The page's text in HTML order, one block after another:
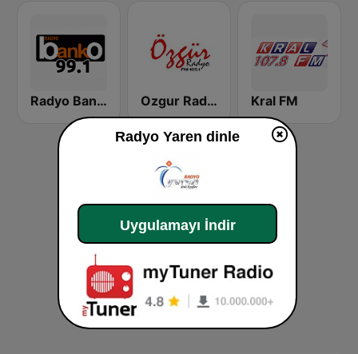
Radyo Banko Ozgur Radyo Kral FM
Radyo Yaren dinle
Uygulamayı İndir